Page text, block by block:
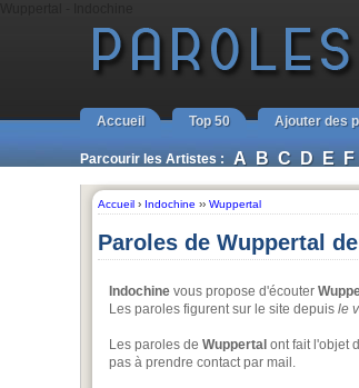
Accueil Top 50 Ajouter des
Parcourir les Artistes : A B C D E F
Accueil › Indochine ›› Wuppertal
Paroles de Wuppertal
Indochine vous propose d'écouter
Les paroles figurent sur le site depuis le
Les paroles de Wuppertal ont fait l'objet
pas à prendre contact par mail.